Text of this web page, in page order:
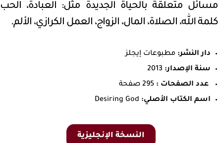
مسائل متعلقة بالحياة الجديدة مثل: العبادة،
كلمة الله، الصلاة، المال، الزواج، العمل الكرازي، الألم.
دار النشر: مطبوعات إيجلز
سنة الإصدار: 2013
عدد الصفحات : 295 صفحة
اسم الكتاب الأصلي: Desiring God
النسخة الإنجليزية